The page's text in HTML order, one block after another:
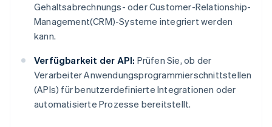
Gehaltsabrechnungs- oder Customer-Relationship-
Management(CRM)-Systeme integriert werden
kann.
Verfügbarkeit der API: Prüfen Sie, ob der
Verarbeiter Anwendungsprogrammierschnittstellen
(APIs) für benutzerdefinierte Integrationen oder
automatisierte Prozesse bereitstellt.